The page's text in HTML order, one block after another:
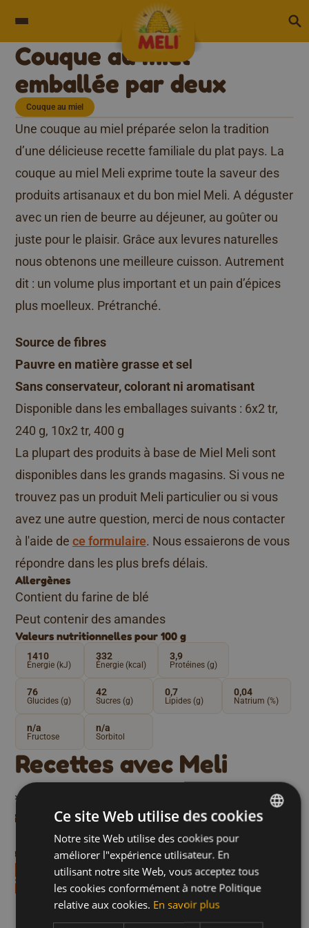
Couque au miel
emballée par deux
Couque au miel
Une couque au miel préparée selon la tradition
d’une délicieuse recette familiale du plat pays. La
couque au miel Meli exprime toute la saveur des
produits artisanaux et du bon miel Meli. A déguster
avec un rien de beurre au déjeuner, au goûter ou
juste pour le plaisir. Grâce aux levures naturelles
nous obtenons une meilleure cuisson. Autrement
dit : un volume plus important et un pain d’épices
plus moelleux. Prétranché.
Source de fibres
Pauvre en matière grasse et sel
Sans conservateur, colorant ni aromatisant
Disponible dans les emballages suivants : 6x2 tr,
240 g, 10x2 tr, 400 g
La plupart des produits à base de Miel Meli sont
disponibles dans les grands magasins. Si vous ne
trouvez pas un produit Meli particulier ou si vous
avez une autre question, merci de nous contacter
à l'aide de ce formulaire. Nous essaierons de vous
répondre dans les plus brefs délais.
Allergènes
Contient du farine de blé
Peut contenir des amandes
Valeurs nutritionnelles pour 100 g
1410
Énergie (kJ)
332
Énergie (kcal)
3,9
Protéines (g)
76
Glucides (g)
42
Sucres (g)
0,7
Lipides (g)
0,04
Natrium (%)
n/a
Fructose
n/a
Sorbitol
Recettes avec Meli
pour sandwichs
de viande des
en 15 min.
Petit-déjeuner
Potiron au miel et
four
Temps de préparation en 45
Découvrez la recette
Végétarien
Découvrez-en plus sur
ENGLISH
Ce site Web utilise des cookies
Notre site Web utilise des cookies pour
améliorer l"expérience utilisateur. En
utilisant notre site Web, vous acceptez tous
les cookies conformément à notre Politique
relative aux cookies. En savoir plus